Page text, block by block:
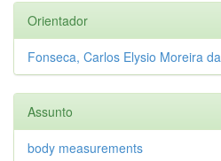
Orientador
Fonseca, Carlos Elysio Moreira da
Assunto
body measurements